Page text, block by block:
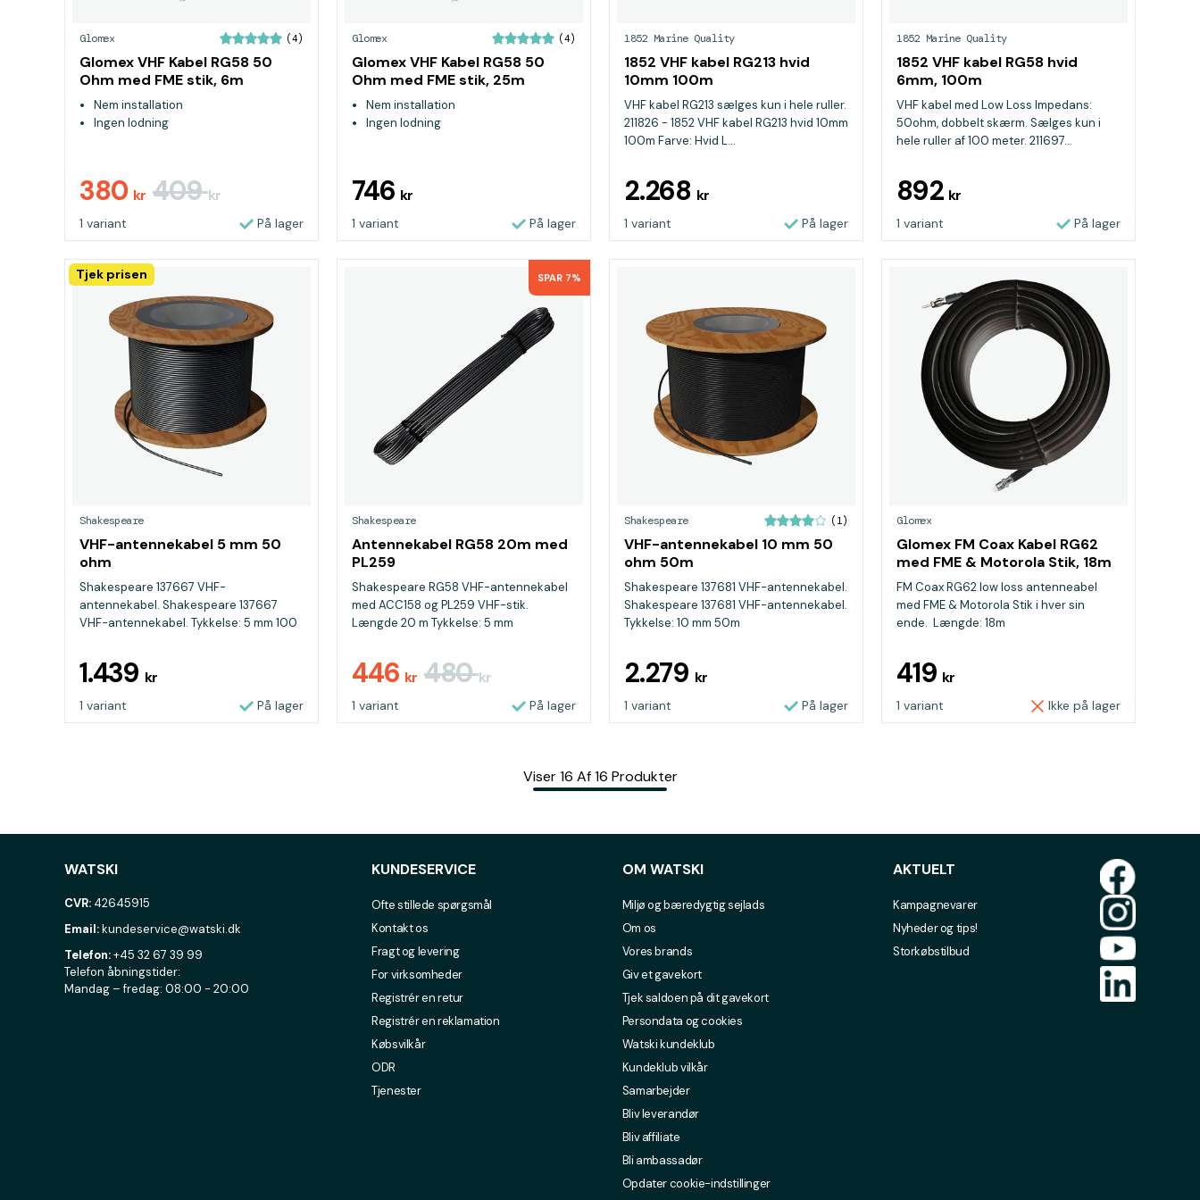
Glomex (4)
Glomex VHF Kabel RG58 50
Ohm med FME stik, 6m
Nem installation
Ingen lodning
380 kr 409kr
1 variant På lager
Glomex (4)
Glomex VHF Kabel RG58 50
Ohm med FME stik, 25m
Nem installation
Ingen lodning
746 kr
1 variant På lager
1852 Marine Quality
1852 VHF kabel RG213 hvid
10mm 100m
VHF kabel RG213 sælges kun i hele ruller.
211826 - 1852 VHF kabel RG213 hvid 10mm
100m Farve: Hvid L...
2.268 kr
1 variant På lager
1852 Marine Quality
1852 VHF kabel RG58 hvid
6mm, 100m
VHF kabel med Low Loss Impedans:
50ohm, dobbelt skærm. Sælges kun i
hele ruller af 100 meter. 211697...
892 kr
1 variant På lager
Tjek prisen
Shakespeare
VHF-antennekabel 5 mm 50
ohm
Shakespeare 137667 VHF-
antennekabel. Shakespeare 137667
VHF-antennekabel. Tykkelse: 5 mm 100
1.439 kr
1 variant På lager
SPAR 7%
Shakespeare
Antennekabel RG58 20m med
PL259
Shakespeare RG58 VHF-antennekabel
med ACC158 og PL259 VHF-stik.
Længde 20 m Tykkelse: 5 mm
446 kr 480kr
1 variant På lager
Shakespeare (1)
VHF-antennekabel 10 mm 50
ohm 50m
Shakespeare 137681 VHF-antennekabel.
Shakespeare 137681 VHF-antennekabel.
Tykkelse: 10 mm 50m
2.279 kr
1 variant På lager
Glomex
Glomex FM Coax Kabel RG62
med FME & Motorola Stik, 18m
FM Coax RG62 low loss antenneabel
med FME & Motorola Stik i hver sin
ende. Længde: 18m
419 kr
1 variant Ikke på lager
Viser 16 Af 16 Produkter
WATSKI
CVR: 42645915
Email:kundeservice@watski.dk
Telefon:+45 32 67 39 99
Telefon åbningstider:
Mandag – fredag: 08:00 - 20:00
KUNDESERVICE
Ofte stillede spørgsmål
Kontakt os
Fragt og levering
For virksomheder
Registrér en retur
Registrér en reklamation
Købsvilkår
ODR
Tjenester
OM WATSKI
Miljø og bæredygtig sejlads
Om os
Vores brands
Giv et gavekort
Tjek saldoen på dit gavekort
Persondata og cookies
Watski kundeklub
Kundeklub vilkår
Samarbejder
Bliv leverandør
Bliv affiliate
Bli ambassadør
Opdater cookie-indstillinger
AKTUELT
Kampagnevarer
Nyheder og tips!
Storkøbstilbud